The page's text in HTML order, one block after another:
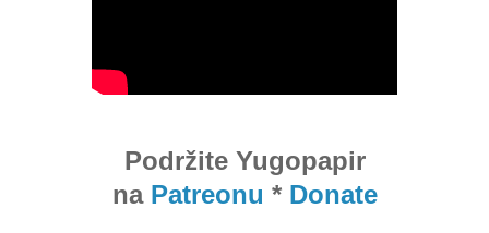
Podržite Yugopapir
na Patreonu * Donate